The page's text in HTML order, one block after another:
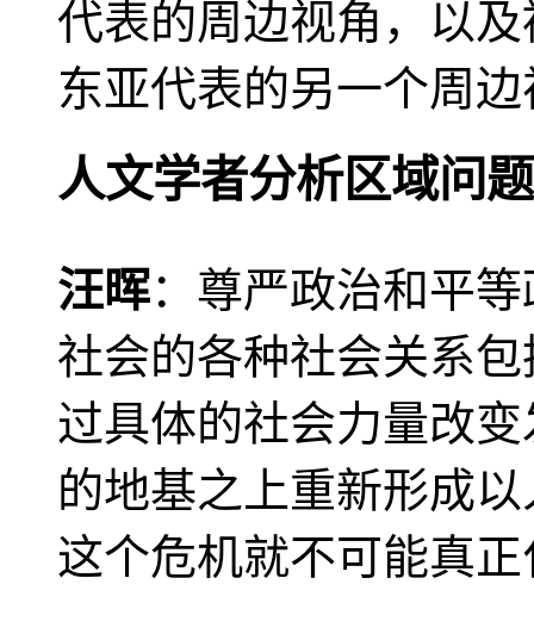
代表的周边视角，以
东亚代表的另一个周
人文学者分析区域问题
汪晖：尊严政治和平
社会的各种社会关系
过具体的社会力量改
的地基之上重新形成
这个危机就不可能真